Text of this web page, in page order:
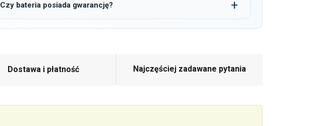
Czy bateria posiada gwarancję?
Dostawa i płatność Najczęściej zadawane pytania